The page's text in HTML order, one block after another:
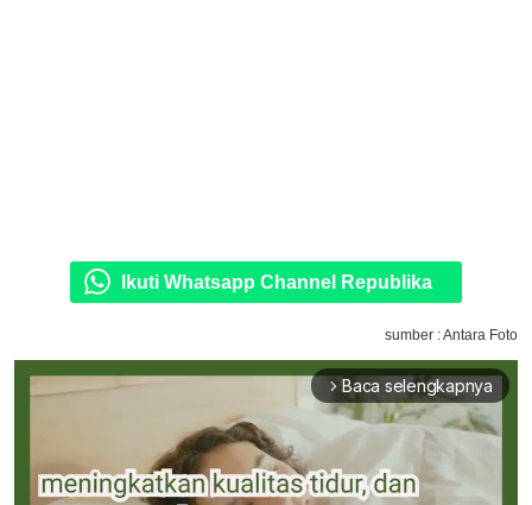
Ikuti Whatsapp Channel Republika
sumber : Antara Foto
arrow_forward_ios Baca selengkapnya